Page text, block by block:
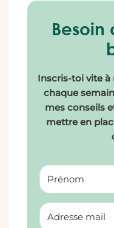
Besoin
Inscris-toi vite
chaque
mes conseils
mettre en